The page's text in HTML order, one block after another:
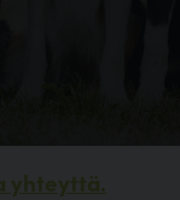
yhteyttä.